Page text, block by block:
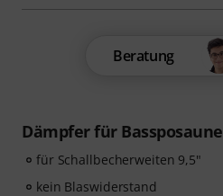
Dämpfer für Bassposaune
für Schallbecherweiten 9,5"
kein Blaswiderstand
Beratung